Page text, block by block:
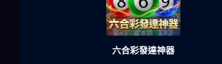
六合彩發達神器